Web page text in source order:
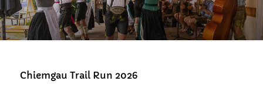
Chiemgau Trail Run 2026